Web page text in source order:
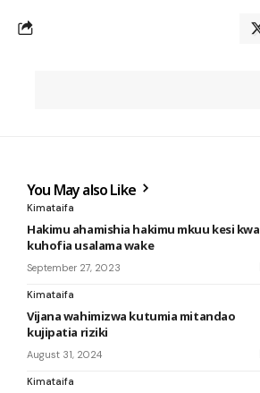
You May also Like
Kimataifa
Hakimu ahamishia hakimu mkuu kesi kwa
kuhofia usalama wake
September 27, 2023
Kimataifa
Vijana wahimizwa kutumia mitandao
kujipatia riziki
August 31, 2024
Kimataifa